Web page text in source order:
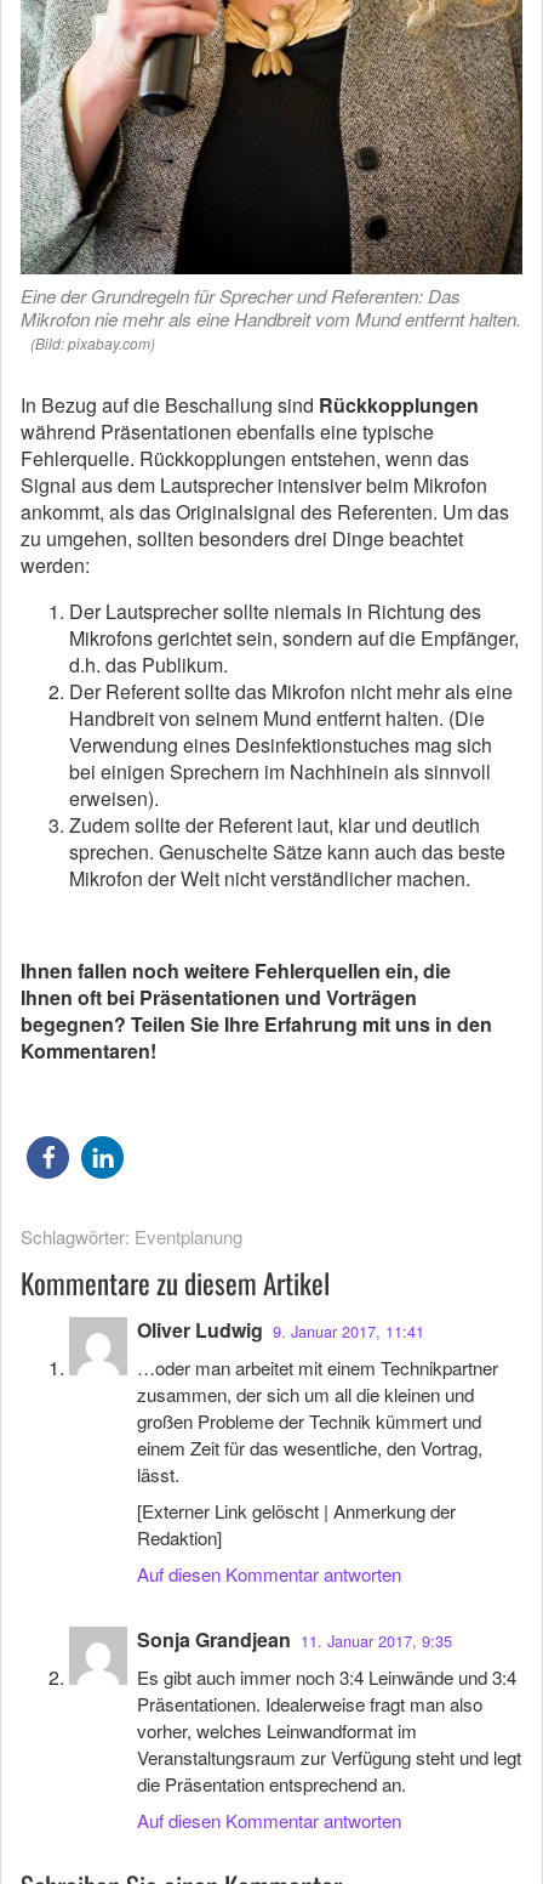
Eine der Grundregeln für Sprecher und Referenten: Das
Mikrofon nie mehr als eine Handbreit vom Mund entfernt halten.
(Bild: pixabay.com)
In Bezug auf die Beschallung sind Rückkopplungen
während Präsentationen ebenfalls eine typische
Fehlerquelle. Rückkopplungen entstehen, wenn das
Signal aus dem Lautsprecher intensiver beim Mikrofon
ankommt, als das Originalsignal des Referenten. Um das
zu umgehen, sollten besonders drei Dinge beachtet
werden:
Der Lautsprecher sollte niemals in Richtung des
Mikrofons gerichtet sein, sondern auf die Empfänger,
d.h. das Publikum.
Der Referent sollte das Mikrofon nicht mehr als eine
Handbreit von seinem Mund entfernt halten. (Die
Verwendung eines Desinfektionstuches mag sich
bei einigen Sprechern im Nachhinein als sinnvoll
erweisen).
Zudem sollte der Referent laut, klar und deutlich
sprechen. Genuschelte Sätze kann auch das beste
Mikrofon der Welt nicht verständlicher machen.
Ihnen fallen noch weitere Fehlerquellen ein, die
Ihnen oft bei Präsentationen und Vorträgen
begegnen? Teilen Sie Ihre Erfahrung mit uns in den
Kommentaren!
Schlagwörter: Eventplanung
Kommentare zu diesem Artikel
Oliver Ludwig 9. Januar 2017, 11:41
…oder man arbeitet mit einem Technikpartner
zusammen, der sich um all die kleinen und
großen Probleme der Technik kümmert und
einem Zeit für das wesentliche, den Vortrag,
lässt.
[Externer Link gelöscht | Anmerkung der
Redaktion]
Auf diesen Kommentar antworten
Sonja Grandjean 11. Januar 2017, 9:35
Es gibt auch immer noch 3:4 Leinwände und 3:4
Präsentationen. Idealerweise fragt man also
vorher, welches Leinwandformat im
Veranstaltungsraum zur Verfügung steht und legt
die Präsentation entsprechend an.
Auf diesen Kommentar antworten